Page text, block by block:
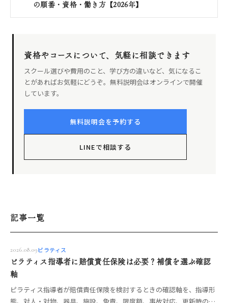
の順番・資格・働き方【2026年】
資格やコースについて、気軽に相談できます
スクール選びや費用のこと、学び方の違いなど、気になるこ
とがあればお気軽にどうぞ。無料説明会はオンラインで開催
しています。
無料説明会を予約する
LINEで相談する
記事一覧
2026.08.09ピラティス
ピラティス指導者に賠償責任保険は必要？補償を選ぶ確認
軸
ピラティス指導者が賠償責任保険を検討するときの確認軸を、指導形